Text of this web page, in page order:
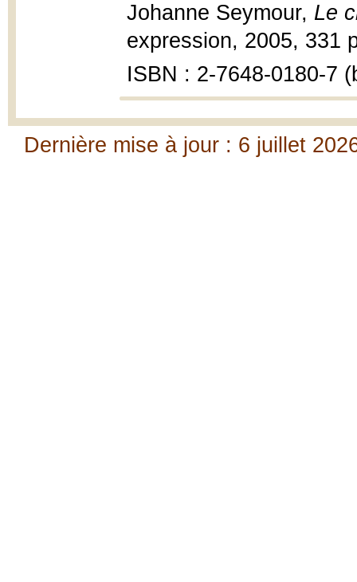
Johanne Seymour, Le
expression, 2005, 331
ISBN : 2-7648-0180-7
Dernière mise à jour : 6 juillet